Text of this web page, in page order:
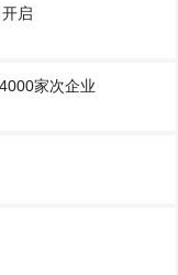
启
家次企业